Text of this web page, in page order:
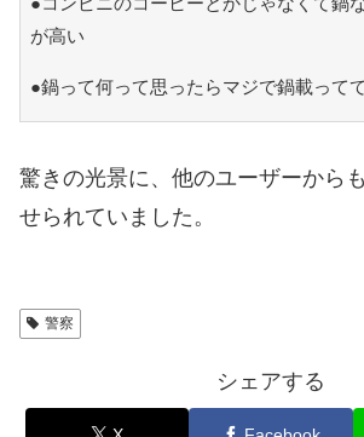
が高い
●鍋って何って思ったらマジで鍋載って
驚きの光景に、他のユーザーから
せられていました。
警察
シェアする